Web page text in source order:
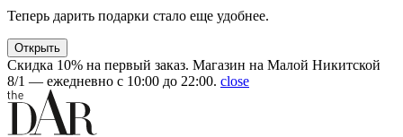
Теперь дарить подарки стало еще удобнее.
Открыть
Скидка 10% на первый заказ. Магазин на Малой Никитской
8/1 — ежедневно с 10:00 до 22:00. close